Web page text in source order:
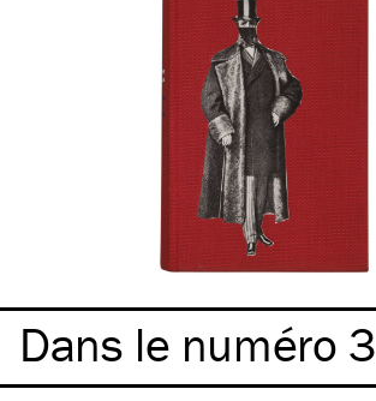
Dans le numéro 3